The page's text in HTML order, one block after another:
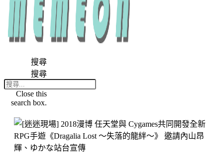
搜尋
搜尋
Close this
search box.